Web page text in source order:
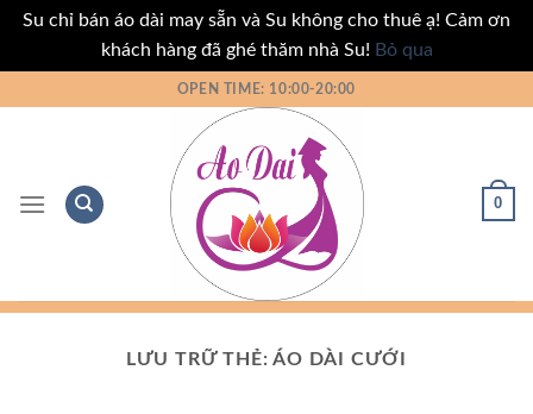
Su chỉ bán áo dài may sẵn và Su không cho thuê ạ! Cảm ơn
khách hàng đã ghé thăm nhà Su! Bỏ qua
OPEN TIME: 10:00-20:00
0
LƯU TRỮ THẺ:ÁO DÀI CƯỚI